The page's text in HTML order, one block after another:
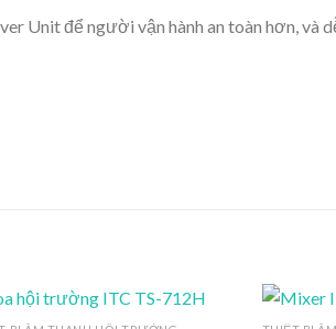
Unit để người vận hành an toàn hơn, và